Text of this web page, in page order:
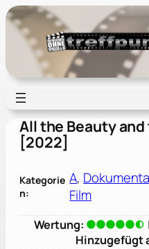
Zum
Inhalt
springen
All the Beauty
[2022]
Kategorie
n:
A,
Film
Wertung: |
Hinzugefügt